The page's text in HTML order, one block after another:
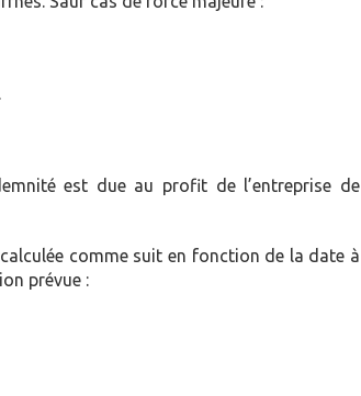
est due au profit de l’entreprise de
comme suit en fonction de la date à
prévue :